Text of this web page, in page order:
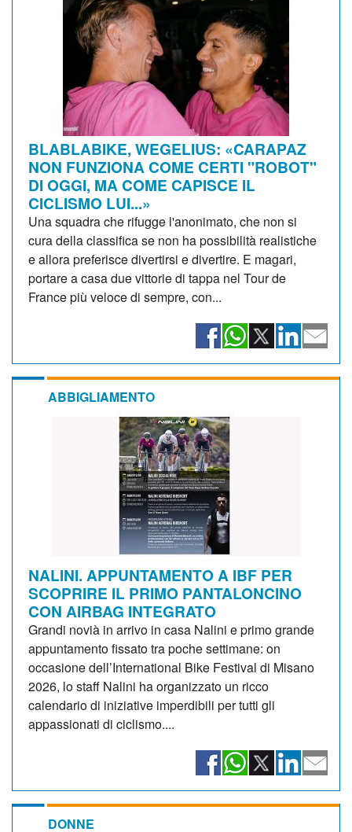
BLABLABIKE, WEGELIUS: «CARAPAZ
NON FUNZIONA COME CERTI "ROBOT"
DI OGGI, MA COME CAPISCE IL
CICLISMO LUI...»
Una squadra che rifugge l'anonimato, che non si
cura della classifica se non ha possibilità realistiche
e allora preferisce divertirsi e divertire. E magari,
portare a casa due vittorie di tappa nel Tour de
France più veloce di sempre, con...
ABBIGLIAMENTO
NALINI. APPUNTAMENTO A IBF PER
SCOPRIRE IL PRIMO PANTALONCINO
CON AIRBAG INTEGRATO
Grandi novià in arrivo in casa Nalini e primo grande
appuntamento fissato tra poche settimane: on
occasione dell’International Bike Festival di Misano
2026, lo staff Nalini ha organizzato un ricco
calendario di iniziative imperdibili per tutti gli
appassionati di ciclismo....
DONNE